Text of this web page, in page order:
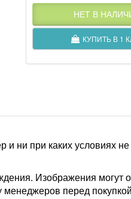
НЕТ В
КУПИТЬ В 1
ни при каких условиях не
Изображения могут
менеджеров перед